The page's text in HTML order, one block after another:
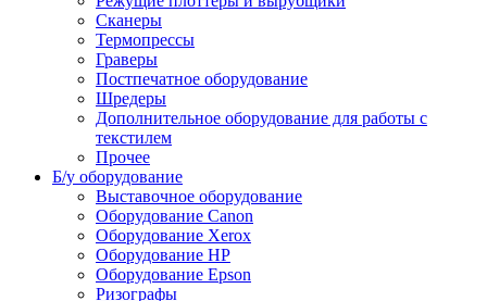
Сканеры
Термопрессы
Граверы
Постпечатное оборудование
Шредеры
Дополнительное оборудование для работы с
текстилем
Прочее
Б/у оборудование
Выставочное оборудование
Оборудование Canon
Оборудование Xerox
Оборудование HP
Оборудование Epson
Ризографы